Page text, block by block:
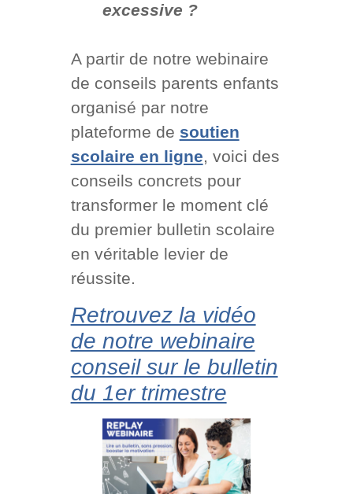
excessive ?
A partir de notre webinaire
de conseils parents enfants
organisé par notre
plateforme de soutien
scolaire en ligne, voici des
conseils concrets pour
transformer le moment clé
du premier bulletin scolaire
en véritable levier de
réussite.
Retrouvez la vidéo
de notre webinaire
conseil sur le bulletin
du 1er trimestre